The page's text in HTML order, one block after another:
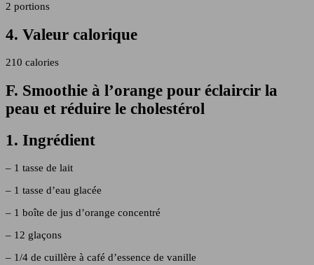
2 portions
4. Valeur calorique
210 calories
F. Smoothie à l’orange pour éclaircir la
peau et réduire le cholestérol
1. Ingrédient
– 1 tasse de lait
– 1 tasse d’eau glacée
– 1 boîte de jus d’orange concentré
– 12 glaçons
– 1/4 de cuillère à café d’essence de vanille